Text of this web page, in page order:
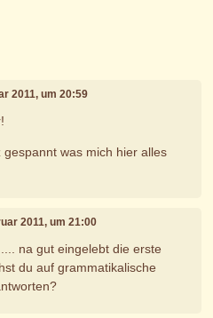
2011, um 20:59
gespannt was mich hier alles
2011, um 21:00
na gut eingelebt die erste
du auf grammatikalische